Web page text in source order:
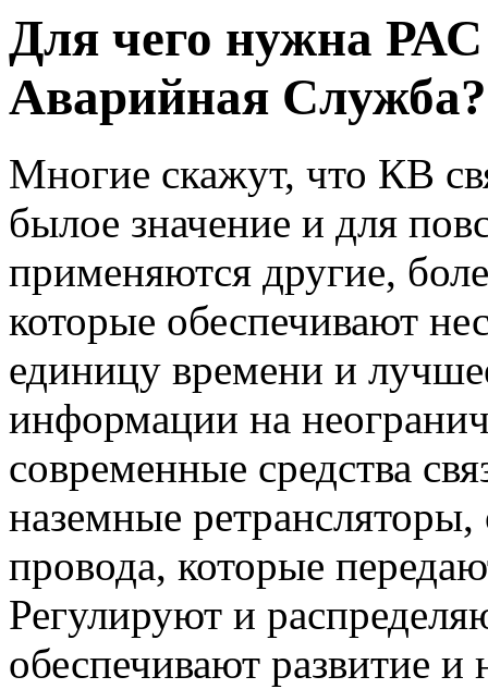
Для чего нужна
Аварийная Служба?
Многие скажут, что КВ
былое значение и для
применяются другие,
которые обеспечивают
единицу времени и
информации на
современные средства
наземные
провода, которые
Регулируют и
обеспечивают развитие и